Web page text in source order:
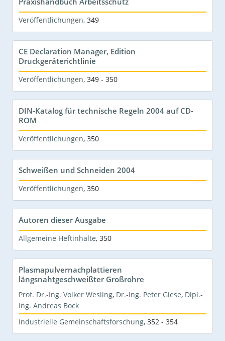
Veröffentlichungen, 349
CE Declaration Manager, Edition
Druckgeräterichtlinie
Veröffentlichungen, 349 - 350
DIN-Katalog für technische Regeln 2004 auf CD-
ROM
Veröffentlichungen, 350
Schweißen und Schneiden 2004
Veröffentlichungen, 350
Autoren dieser Ausgabe
Allgemeine Heftinhalte, 350
Plasmapulvernachplattieren
längsnahtgeschweißter Großrohre
Prof. Dr.-Ing. Volker Wesling, Dr.-Ing. Peter Giese, Dipl.-
Ing. Andreas Bock
Industrielle Gemeinschaftsforschung, 352 - 354